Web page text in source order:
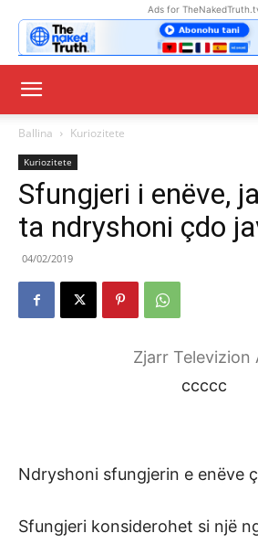
Ads for
Ballina Kuriozitete
Kuriozitete
Sfungjeri i enëve,
ta ndryshoni çdo
04/02/2019
Zjarr Televizion
ccccc
Ndryshoni sfungjerin e enëve
Sfungjeri konsiderohet si një